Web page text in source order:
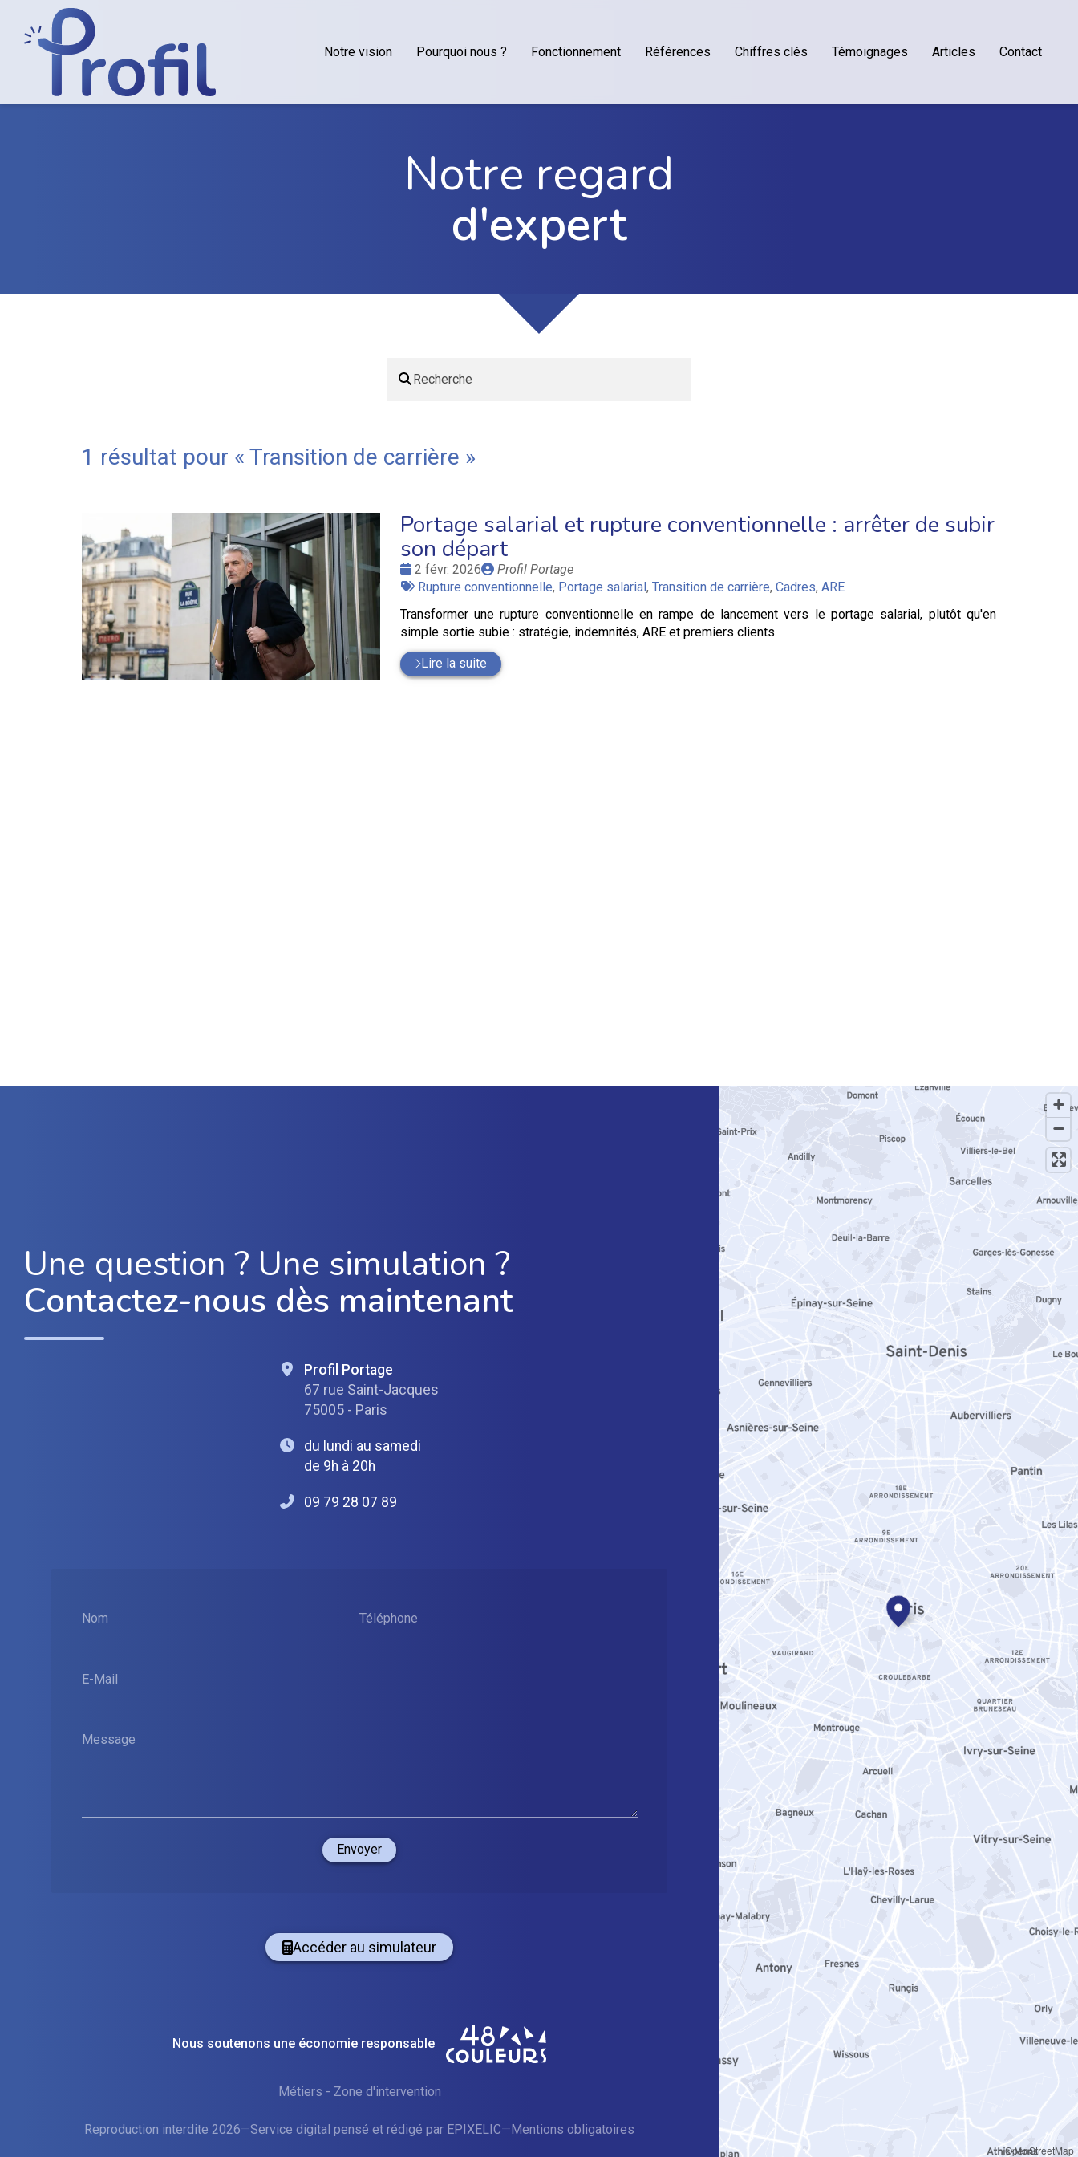
Notre vision Pourquoi nous ? Fonctionnement Références Chiffres clés Témoignages Articles Contact
Notre regard
d'expert
1 résultat pour « Transition de carrière »
Portage salarial et rupture conventionnelle : arrêter de subir
son départ
Date
:
2 févr. 2026
Publié
par
Profil Portage
Tags
Rupture conventionnelle, Portage salarial, Transition de carrière, Cadres, ARE
Transformer une rupture conventionnelle en rampe de lancement vers le portage salarial, plutôt qu'en
simple sortie subie : stratégie, indemnités, ARE et premiers clients.
Lire la suite
Une question ? Une simulation ?
Contactez-nous dès maintenant
Nom Téléphone
E-Mail
Message
Envoyer
Profil Portage
67 rue Saint-Jacques
75005 - Paris
du lundi au samedi
de 9h à 20h
09 79 28 07 89
Accéder au simulateur
Nous soutenons une économie responsable
Métiers - Zone d'intervention
Reproduction interdite 2026—Service digital pensé et rédigé par EPIXELIC—Mentions obligatoires
OpenStreetMap